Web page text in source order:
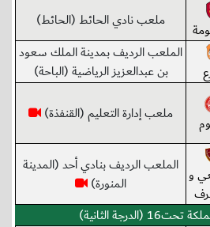
ملعب نادي الحائط (الحائط)
الملعب الرديف بمدينة الملك سعود
بن عبدالعزيز الرياضية (الباحة)
ملعب إدارة التعليم (القنفذة)
و الملعب الرديف بنادي أحد (المدينة
المنورة)
(الدرجة الثانية)